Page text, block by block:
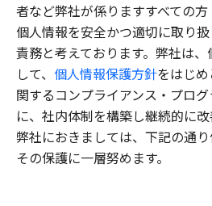
者など弊社が係りますすべての
個人情報を安全かつ適切に取り
責務と考えております。弊社は
して、 個人情報保護方針をはじ
関するコンプライアンス・プロ
に、社内体制を構築し継続的に改
弊社におきましては、下記の通り
その保護に一層努めます。